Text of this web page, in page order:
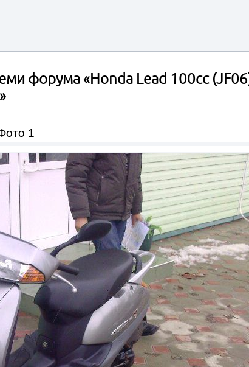
форума «Honda Lead 100cc
1